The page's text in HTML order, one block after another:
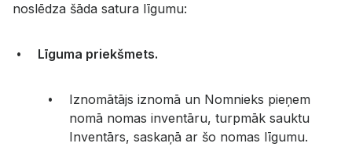
noslēdza šāda satura līgumu:
Līguma priekšmets.
Iznomātājs iznomā un Nomnieks pieņem
nomā nomas inventāru, turpmāk sauktu
Inventārs, saskaņā ar šo nomas līgumu.